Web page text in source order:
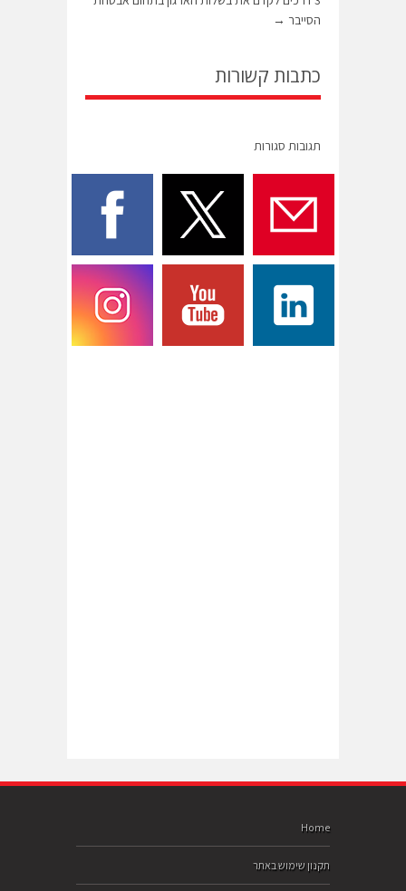
הסייבר →
כתבות קשורות
תגובות סגורות
Home
תקנון שימוש באתר